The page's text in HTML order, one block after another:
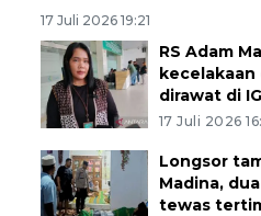
17 Juli 2026 19:21
RS Adam
dirawat di
17 Juli 2026
Longsor
Madina,
tewas